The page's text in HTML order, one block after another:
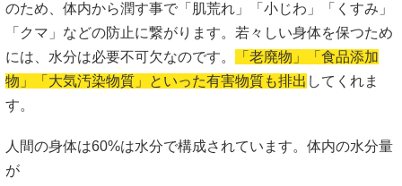
のため、体内から潤す事で「肌荒れ」「小じわ」「くすみ」
「クマ」などの防止に繋がります。若々しい身体を保つため
には、水分は必要不可欠なのです。
「老廃物」「食品添加
物」「大気汚染物質」といった有害物質も排出 してくれま
す。
人間の身体は60%は水分で構成されています。体内の水分量
が